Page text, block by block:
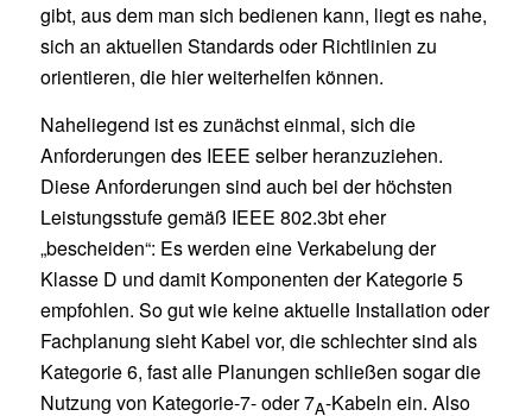
gibt, aus dem man sich bedienen kann, liegt es nahe,
sich an aktuellen Standards oder Richtlinien zu
orientieren, die hier weiterhelfen können.
Naheliegend ist es zunächst einmal, sich die
Anforderungen des IEEE selber heranzuziehen.
Diese Anforderungen sind auch bei der höchsten
Leistungsstufe gemäß IEEE 802.3bt eher
„bescheiden“: Es werden eine Verkabelung der
Klasse D und damit Komponenten der Kategorie 5
empfohlen. So gut wie keine aktuelle Installation oder
Fachplanung sieht Kabel vor, die schlechter sind als
Kategorie 6, fast alle Planungen schließen sogar die
Nutzung von Kategorie-7- oder 7A-Kabeln ein. Also